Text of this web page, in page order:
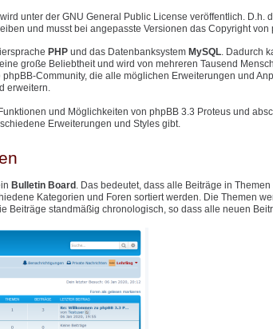
unter der GNU General Public License veröffentlich. D.h.
und musst bei angepasste Versionen das Copyright von
PHP und das Datenbanksystem MySQL. Dadurch
große Beliebtheit und wird von mehreren Tausend
Community, die alle möglichen Erweiterungen und
erweitern.
und Möglichkeiten von phpBB 3.3 Proteus und
Erweiterungen und Styles gibt.
Bulletin Board . Das bedeutet, dass alle Beiträge in
Kategorien und Foren sortiert werden. Die Themen
Beiträge standmäßig chronologisch, so dass alle neuen